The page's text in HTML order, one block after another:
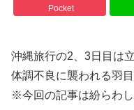
Pocket
沖縄旅行の2、3日目は
体調不良に襲われる羽目
※今回の記事は紛らわ